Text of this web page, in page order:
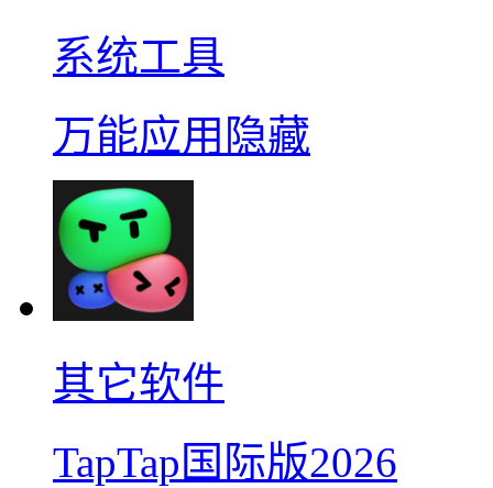
系统工具
万能应用隐藏
其它软件
TapTap国际版2026